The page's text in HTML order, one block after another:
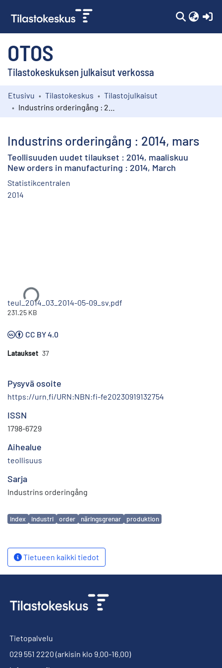
OTOS
Tilastokeskuksen julkaisut verkossa
Kokoelmat
Etusivu Tilastokeskus
Tilastojulkaisut
Industrins orderingång : 2014, mars
Teollisuuden uudet tilaukset : 2014, maaliskuu
New orders in manufacturing : 2014, March
Statistikcentralen
2014
Ladataan...
teul_2014_03_2014-05-09_sv.pdf
231.25 KB
CC BY 4.0
Lataukset 37
Pysyvä osoite
https://urn.fi/URN:NBN:fi-fe20230919132754
ISSN
1798-6729
Aihealue
teollisuus
Sarja
Industrins orderingång
Avainsanat
index industri order näringsgrenar produktion
Tietueen kaikki tiedot
Tietopalvelu
029 551 2220 (arkisin klo 9.00-16.00)